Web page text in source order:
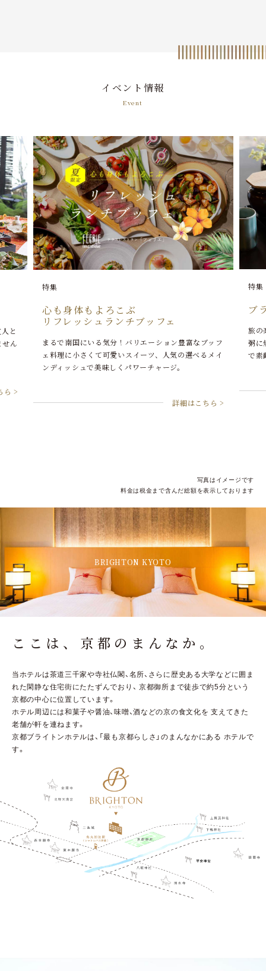
イベント情報
Event
ブッフ
特集
ブライトンの朝ご飯
粥に焼き鮭、出汁巻き玉子…栄養たっぷりの朝ごはん
で素敵な一日をはじめませんか。
写真はイメージです
料金は税金まで含んだ総額を表示しております
BRIGHTON KYOTO
ここは、京都のまんなか。
当ホテルは茶道三千家や寺社仏閣、名所、さらに歴史ある大学などに囲ま
れた閑静な住宅街にたたずんでおり、 京都御所まで徒歩で約5分という
京都の中心に位置しています。
ホテル周辺には和菓子や醤油、味噌、酒などの京の食文化を支えてきた
老舗が軒を連ねます。
京都ブライトンホテルは、「最も京都らしさ」のまんなかにある ホテルで
す。